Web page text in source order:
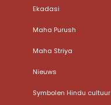
Ekadasi
Maha Purush
Maha Striya
Nieuws
Symbolen Hindu cultuur